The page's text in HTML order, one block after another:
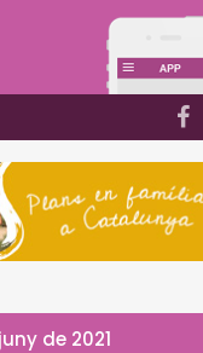
de 2021